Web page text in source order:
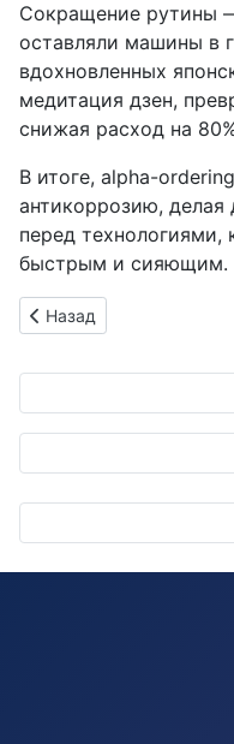
Сокращение рутины
оставляли машины в
вдохновленных
медитация дзен,
снижая расход на
В итоге, alpha-
антикоррозию, делая
перед
быстрым и сияющим.
Предыдущий:
Назад